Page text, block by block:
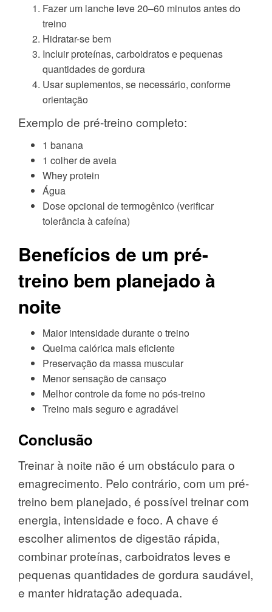
Fazer um lanche leve 20–60 minutos antes do
treino
Hidratar-se bem
Incluir proteínas, carboidratos e pequenas
quantidades de gordura
Usar suplementos, se necessário, conforme
orientação
Exemplo de pré-treino completo:
1 banana
1 colher de aveia
Whey protein
Água
Dose opcional de termogênico (verificar
tolerância à cafeína)
Benefícios de um pré-
treino bem planejado à
noite
Maior intensidade durante o treino
Queima calórica mais eficiente
Preservação da massa muscular
Menor sensação de cansaço
Melhor controle da fome no pós-treino
Treino mais seguro e agradável
Conclusão
Treinar à noite não é um obstáculo para o
emagrecimento. Pelo contrário, com um pré-
treino bem planejado, é possível treinar com
energia, intensidade e foco. A chave é
escolher alimentos de digestão rápida,
combinar proteínas, carboidratos leves e
pequenas quantidades de gordura saudável,
e manter hidratação adequada.